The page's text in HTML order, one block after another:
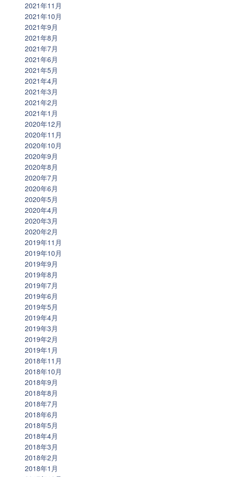
2021年11月
2021年10月
2021年9月
2021年8月
2021年7月
2021年6月
2021年5月
2021年4月
2021年3月
2021年2月
2021年1月
2020年12月
2020年11月
2020年10月
2020年9月
2020年8月
2020年7月
2020年6月
2020年5月
2020年4月
2020年3月
2020年2月
2019年11月
2019年10月
2019年9月
2019年8月
2019年7月
2019年6月
2019年5月
2019年4月
2019年3月
2019年2月
2019年1月
2018年11月
2018年10月
2018年9月
2018年8月
2018年7月
2018年6月
2018年5月
2018年4月
2018年3月
2018年2月
2018年1月